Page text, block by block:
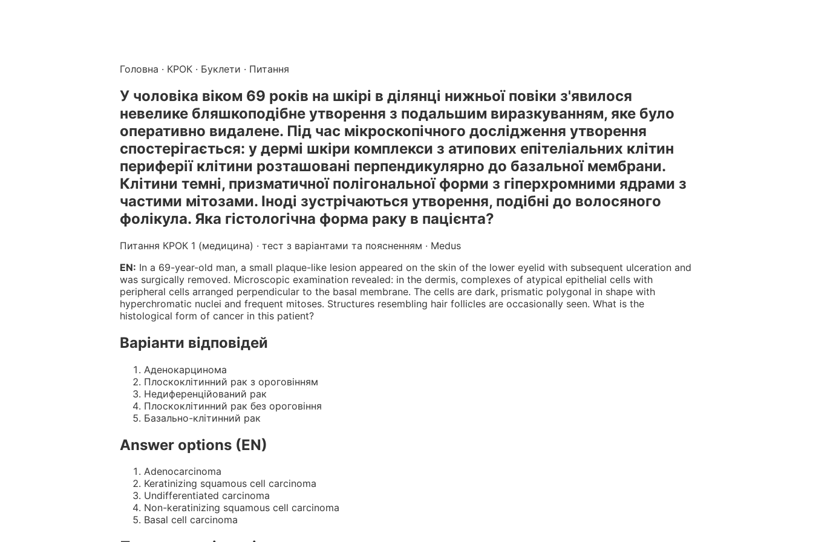
Головна · КРОК · Буклети · Питання
У чоловіка віком 69 років на шкірі в ділянці нижньої повіки з'явилося
невелике бляшкоподібне утворення з подальшим виразкуванням, яке було
оперативно видалене. Під час мікроскопічного дослідження утворення
спостерігається: у дермі шкіри комплекси з атипових епітеліальних клітин
периферії клітини розташовані перпендикулярно до базальної мембрани.
Клітини темні, призматичної полігональної форми з гіперхромними ядрами з
частими мітозами. Іноді зустрічаються утворення, подібні до волосяного
фолікула. Яка гістологічна форма раку в пацієнта?
Питання КРОК 1 (медицина) · тест з варіантами та поясненням · Medus
EN: In a 69-year-old man, a small plaque-like lesion appeared on the skin of the lower eyelid with subsequent ulceration and
was surgically removed. Microscopic examination revealed: in the dermis, complexes of atypical epithelial cells with
peripheral cells arranged perpendicular to the basal membrane. The cells are dark, prismatic polygonal in shape with
hyperchromatic nuclei and frequent mitoses. Structures resembling hair follicles are occasionally seen. What is the
histological form of cancer in this patient?
Варіанти відповідей
Аденокарцинома
Плоскоклітинний рак з ороговінням
Недиференційований рак
Плоскоклітинний рак без ороговіння
Базально-клітинний рак
Answer options (EN)
Adenocarcinoma
Keratinizing squamous cell carcinoma
Undifferentiated carcinoma
Non-keratinizing squamous cell carcinoma
Basal cell carcinoma